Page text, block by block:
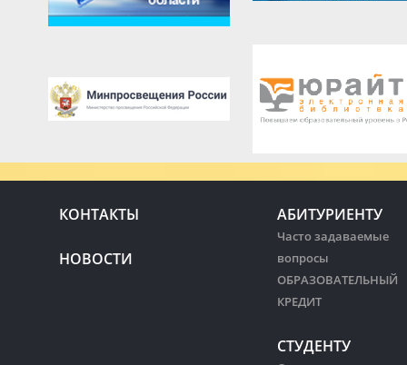
КОНТАКТЫ
НОВОСТИ
АБИТУРИЕНТУ
Часто задаваемые
вопросы
ОБРАЗОВАТЕЛЬНЫЙ
КРЕДИТ
СТУДЕНТУ